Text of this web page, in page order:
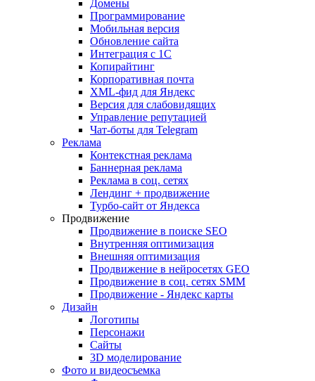
Домены
Программирование
Мобильная версия
Обновление сайта
Интеграция с 1С
Копирайтинг
Корпоративная почта
XML-фид для Яндекс
Версия для слабовидящих
Управление репутацией
Чат-боты для Telegram
Реклама
Контекстная реклама
Баннерная реклама
Реклама в соц. сетях
Лендинг + продвижение
Турбо-сайт от Яндекса
Продвижение
Продвижение в поиске SEO
Внутренняя оптимизация
Внешняя оптимизация
Продвижение в нейросетях GEO
Продвижение в соц. сетях SMM
Продвижение - Яндекс карты
Дизайн
Логотипы
Персонажи
Сайты
3D моделирование
Фото и видеосъемка